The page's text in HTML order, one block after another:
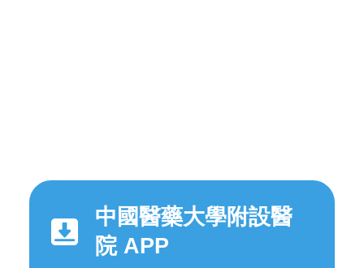
中國醫藥大學附設醫
院 APP